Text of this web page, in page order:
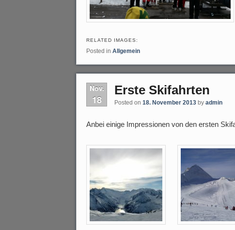
RELATED IMAGES:
Posted in Allgemein
Nov.
18
Erste Skifahrten
Posted on 18. November 2013 by admin
Anbei einige Impressionen von den ersten